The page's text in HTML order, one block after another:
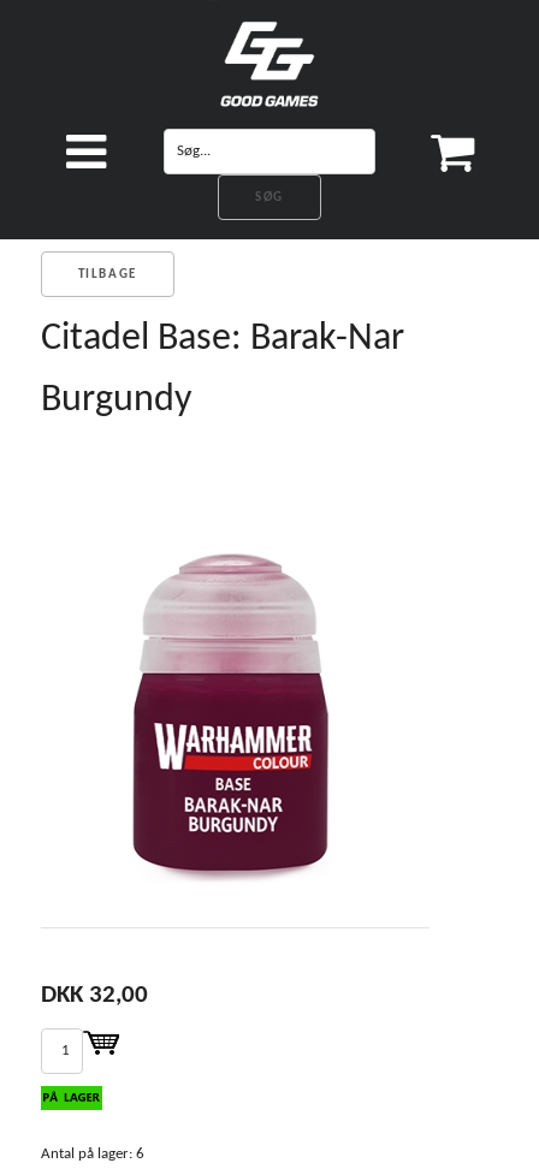
TILBAGE
Citadel Base: Barak-Nar
Burgundy
DKK 32,00
Antal på lager: 6